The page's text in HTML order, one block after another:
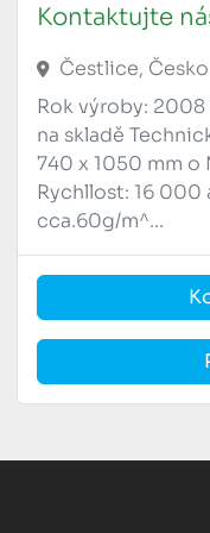
Zařízení
tloušťky
na stole
bočního
polohy
válců.
Stranové
Kontaktujte
Čestlice, Česko
Rok výroby:
na skladě
740 x 1050 mm o
Rychllost: 16 000
cca.60g/m^...